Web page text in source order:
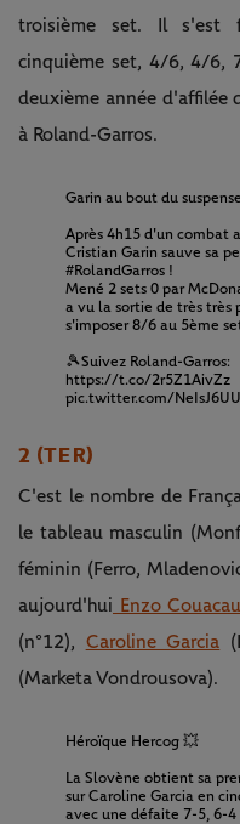
troisième set. Il s'est
cinquième set, 4/6, 4/6,
deuxième année
à Roland-Garros.
Garin au bout du
Après 4h15 d'un combat
Cristian Garin sauve sa
#RolandGarros!
Mené 2 sets 0 par
a vu la sortie de très très
s'imposer 8/6 au 5ème
🎾Suivez Roland-Garros:
https://t.co/2r5Z1AivZz
pic.twitter.com/
2 (TER)
C'est le nombre de
le tableau masculin
féminin (Ferro,
aujourd'hui Enzo
(n°12), Caroline Garcia
(Marketa Vondrousova).
Héroïque Hercog 💥
La Slovène obtient sa
sur Caroline Garcia en
avec une défaite 7-5, 6-4